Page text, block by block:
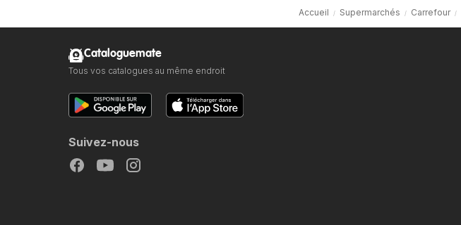
Accueil Supermarchés Carrefour
Cataloguemate
Tous vos catalogues au même endroit
Suivez-nous